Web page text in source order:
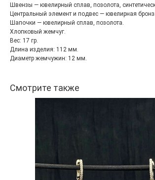
Швензы — ювелирный сплав, позолота,
Центральный элемент и подвес — ювелирная
Шапочки — ювелирный сплав, позолота.
Хлопковый жемчуг.
Вес: 17 гр.
Длина изделия: 112 мм.
Диаметр жемчужин: 12 мм.
Смотрите также